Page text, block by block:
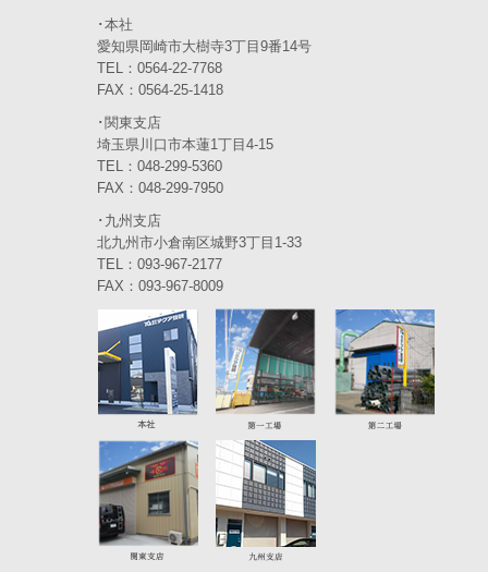
(6)
2023年12月(3)
2023年10月(3)
2023年9月(4)
(3)
2023年7月(5)
(5)
(5)
(2)
(6)
2022年12月(5)
･本社
愛知県岡崎市大樹寺3丁目9番14号
TEL：0564-22-7768
FAX：0564-25-1418
･関東支店
埼玉県川口市本蓮1丁目4-15
TEL：048-299-5360
FAX：048-299-7950
･九州支店
北九州市小倉南区城野3丁目1-33
TEL：093-967-2177
FAX：093-967-8009